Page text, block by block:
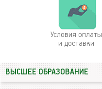
Условия оплаты
и доставки
ВЫСШЕЕ ОБРАЗОВАНИЕ